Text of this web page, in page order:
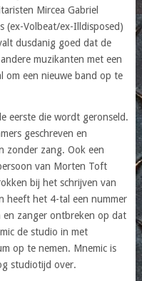
Mircea Gabriel
(ex-Volbeat/ex-Illdisposed)
dusdanig goed dat de
muzikanten met een
om een nieuwe band op te
eerste die wordt geronseld.
geschreven en
zonder zang. Ook een
van Morten Toft
bij het schrijven van
heeft het 4-tal een nummer
en zanger ontbreken op dat
de studio in met
op te nemen. Mnemic is
studiotijd over.